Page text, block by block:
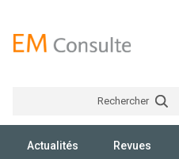
Rechercher
Actualités Revues